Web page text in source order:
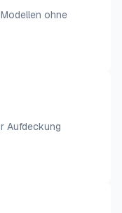
ohne
Aufdeckung